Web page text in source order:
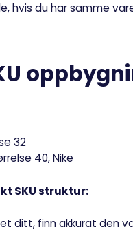
hvis du har samme
32
40, Nike
SKU struktur:
ditt, finn akkurat den